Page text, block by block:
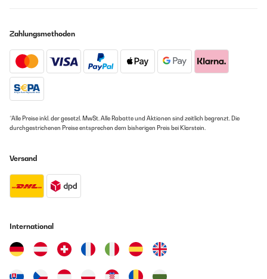
Zahlungsmethoden
*Alle Preise inkl. der gesetzl. MwSt. Alle Rabatte und Aktionen sind zeitlich begrenzt. Die
durchgestrichenen Preise entsprechen dem bisherigen Preis bei Klarstein.
Versand
International